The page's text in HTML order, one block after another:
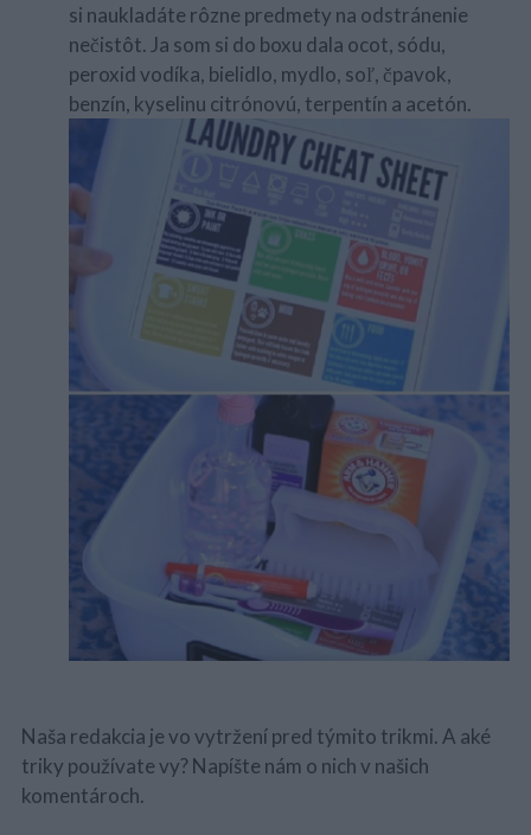
si naukladáte rôzne predmety na odstránenie
nečistôt. Ja som si do boxu dala ocot, sódu,
peroxid vodíka, bielidlo, mydlo, soľ, čpavok,
benzín, kyselinu citrónovú, terpentín a acetón.
Naša redakcia je vo vytržení pred týmito trikmi. A aké
triky používate vy? Napíšte nám o nich v našich
komentároch.